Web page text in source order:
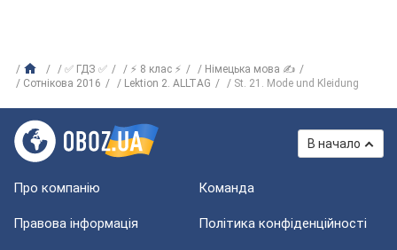
✅ ГДЗ ✅ ⚡ 8 клас ⚡
Німецька мова ✍
Сотнікова 2016
Lektion 2. ALLTAG St. 21. Mode und Kleidung
В начало
Про компанію Команда
Правова інформація Політика конфіденційності